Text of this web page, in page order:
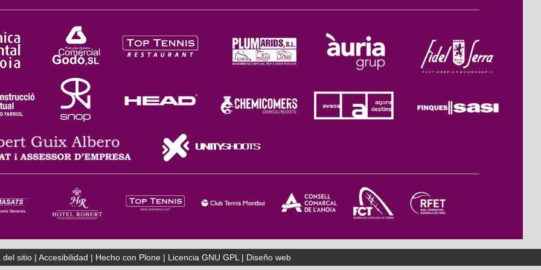
del sitio |Accesibilidad | Hecho con Plone | Licencia GNU GPL | Diseño web